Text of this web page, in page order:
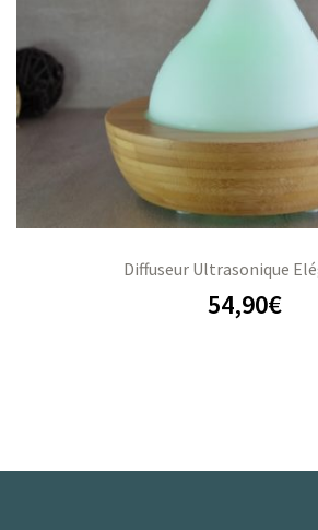
Diffuseur Ultrasonique
54,90€